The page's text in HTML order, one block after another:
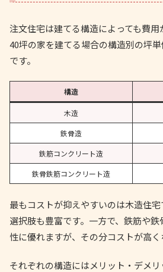
注文住宅は建てる構造によっても費用
40坪の家を建てる場合の構造別の坪
です。
構造
木造
鉄骨造
鉄筋コンクリート造
鉄骨鉄筋コンクリート造
最もコストが抑えやすいのは木造住
選択肢も豊富です。一方で、鉄筋や
性に優れますが、その分コストが高く
それぞれの構造にはメリット・デメ